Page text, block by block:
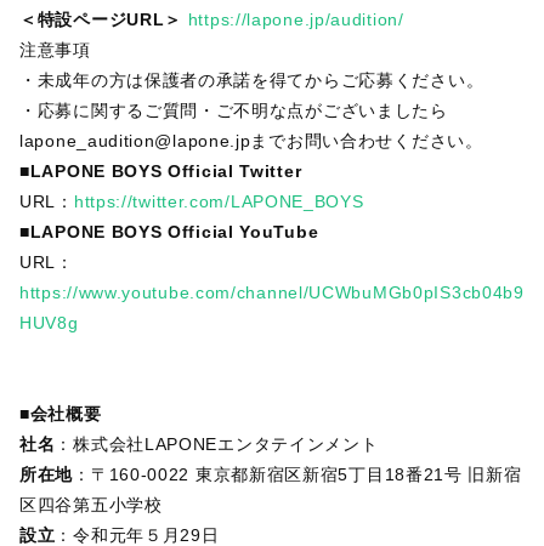
＜特設ページURL＞
https://lapone.jp/audition/
注意事項
・未成年の方は保護者の承諾を得てからご応募ください。
・応募に関するご質問・ご不明な点がございましたら
lapone_audition@lapone.jpまでお問い合わせください。
■LAPONE BOYS Official Twitter
URL： https://twitter.com/LAPONE_BOYS
■LAPONE BOYS Official YouTube
URL：
https://www.youtube.com/channel/UCWbuMGb0pIS3cb04b9
HUV8g
■会社概要
社名 ：株式会社LAPONEエンタテインメント
所在地 ：〒160-0022 東京都新宿区新宿5丁目18番21号 旧新宿
区四谷第五小学校
設立 ：令和元年５月29日